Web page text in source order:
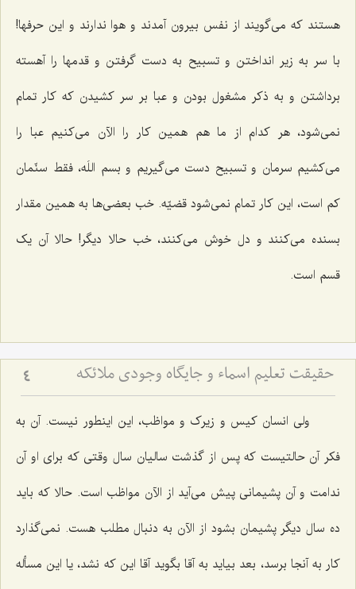
هستند که می‌گویند از نفس بیرون آمدند و هوا ندارند و این حرفها!
با سر به زیر انداختن و تسبیح به دست گرفتن و قدمها را آهسته
برداشتن و به ذکر مشغول بودن و عبا بر سر کشیدن که کار تمام
نمی‌شود، هر کدام از ما هم همین کار را الآن می‌کنیم عبا را
می‌کشیم سرمان و تسبیح دست می‌گیریم و بسم اللَه، فقط سنّمان
کم است، این کار تمام نمی‌شود قضیّه. خب بعضی‌ها به همین مقدار
بسنده می‌کنند و دل خوش می‌کنند، خب حالا دیگر! حالا آن یک
قسم است.
حقیقت تعلیم اسماء و جایگاه وجودی ملائکه 4
ولی انسان کیس و زیرک و مواظب، این اینطور نیست. آن به
فکر آن حالتیست که پس از گذشت سالیان سال وقتی که برای او آن
ندامت و آن پشیمانی پیش می‌آید از الآن مواظب است. حالا که باید
ده سال دیگر پشیمان بشود از الآن به دنبال مطلب هست. نمی‌گذارد
کار به آنجا برسد، بعد بیاید به آقا بگوید آقا این که نشد، یا این مسأله